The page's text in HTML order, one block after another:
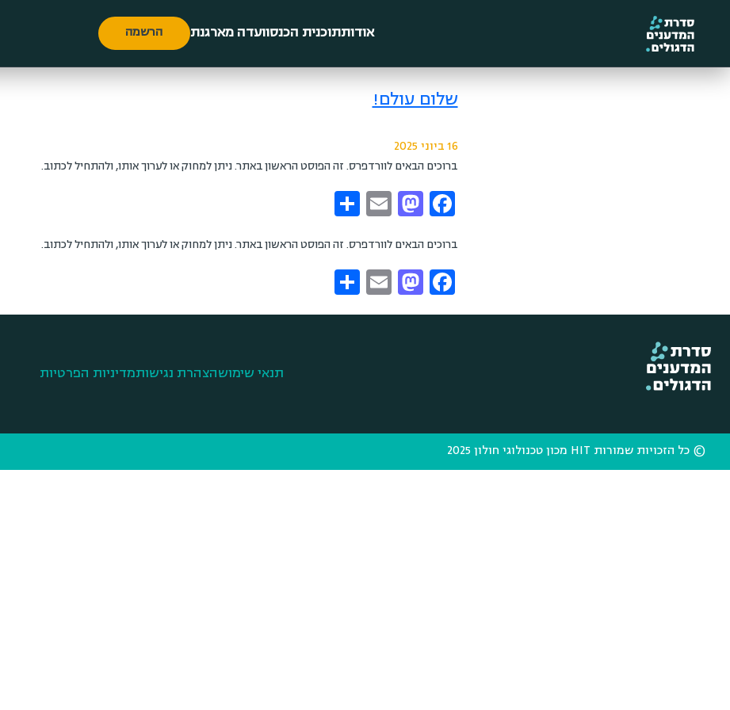
אודותתוכנית הכנסוועדה מארגנת הרשמה
שלום עולם!
16 ביוני 2025
ברוכים הבאים לוורדפרס. זה הפוסט הראשון באתר. ניתן למחוק או לערוך אותו, ולהתחיל לכתוב.
ברוכים הבאים לוורדפרס. זה הפוסט הראשון באתר. ניתן למחוק או לערוך אותו, ולהתחיל לכתוב.
תנאי שימושהצהרת נגישותמדיניות הפרטיות
© כל הזכויות שמורות HIT מכון טכנולוגי חולון 2025